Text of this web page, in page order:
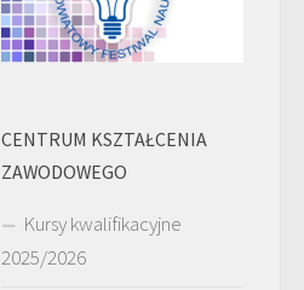
CENTRUM KSZTAŁCENIA
ZAWODOWEGO
Kursy kwalifikacyjne
2025/2026